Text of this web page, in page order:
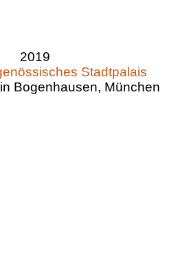
2019
Stadtpalais
Bogenhausen, München